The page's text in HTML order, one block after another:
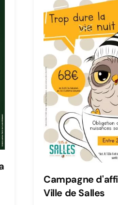
Campagne
Ville de Salles